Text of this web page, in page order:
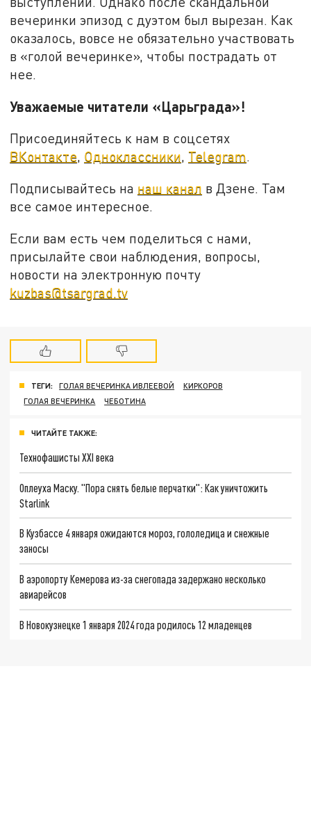
вечеринки эпизод с дуэтом был вырезан. Как
оказалось, вовсе не обязательно участвовать
в «голой вечеринке», чтобы пострадать от
нее.
Уважаемые читатели «Царьграда»!
Присоединяйтесь к нам в соцсетях
ВКонтакте, Одноклассники, Telegram.
Подписывайтесь на наш канал в Дзене. Там
все самое интересное.
Если вам есть чем поделиться с нами,
присылайте свои наблюдения, вопросы,
новости на электронную почту
kuzbas@tsargrad.tv
ТЕГИ: ГОЛАЯ ВЕЧЕРИНКА ИВЛЕЕВОЙ
КИРКОРОВ
ГОЛАЯ ВЕЧЕРИНКА
ЧЕБОТИНА
ЧИТАЙТЕ ТАКЖЕ:
Технофашисты XXI века
Оплеуха Маску. "Пора снять белые перчатки": Как уничтожить
Starlink
В Кузбассе 4 января ожидаются мороз, гололедица и снежные
заносы
В аэропорту Кемерова из-за снегопада задержано несколько
авиарейсов
В Новокузнецке 1 января 2024 года родилось 12 младенцев